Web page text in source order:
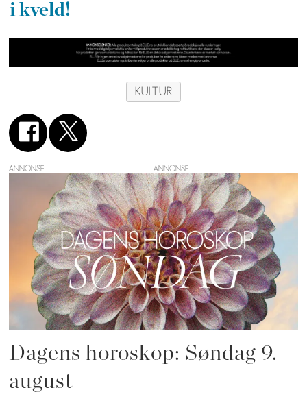
i kveld!
KULTUR
ANNONSE
Dagens horoskop: Søndag 9.
august